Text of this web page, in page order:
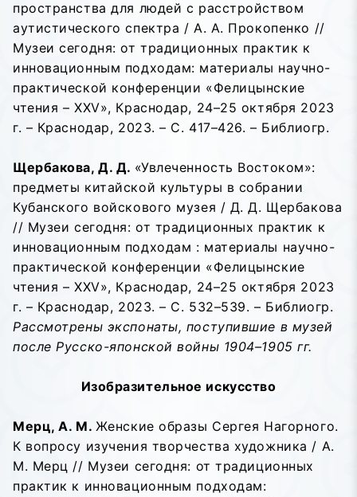
пространства для людей с расстройством
аутистического спектра / А. А. Прокопенко //
Музеи сегодня: от традиционных практик к
инновационным подходам: материалы научно-
практической конференции «Фелицынские
чтения – XXV», Краснодар, 24–25 октября 2023
г. – Краснодар, 2023. – С. 417–426. – Библиогр.
Щербакова, Д. Д. «Увлеченность Востоком»:
предметы китайской культуры в собрании
Кубанского войскового музея / Д. Д. Щербакова
// Музеи сегодня: от традиционных практик к
инновационным подходам : материалы научно-
практической конференции «Фелицынские
чтения – XXV», Краснодар, 24–25 октября 2023
г. – Краснодар, 2023. – С. 532–539. – Библиогр.
Рассмотрены экспонаты, поступившие в музей
после Русско-японской войны 1904–1905 гг.
Изобразительное искусство
Мерц, А. М. Женские образы Сергея Нагорного.
К вопросу изучения творчества художника / А.
М. Мерц // Музеи сегодня: от традиционных
практик к инновационным подходам: